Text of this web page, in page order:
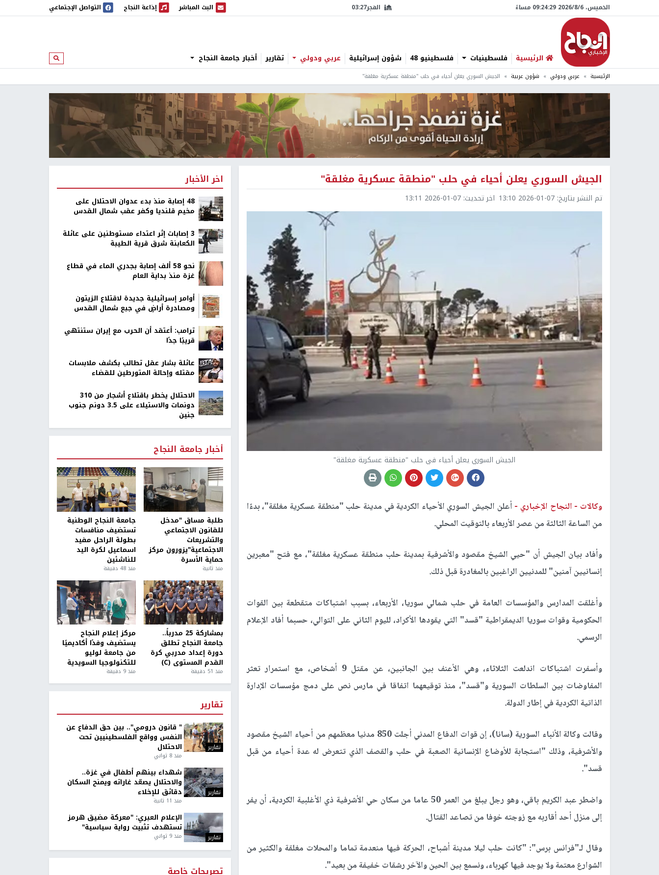
الخميس، 6/‏8/‏2026 09:24:31 مساءً الفجر03:27 البث المباشر
البث المباشر إذاعة النجاح
إذاعة النجاح التواصل الإجتماعي
الرئيسية فلسطينيات فلسطينيو 48 شؤون إسرائيلية عربي ودولي تقارير أخبار جامعة النجاح ابحث
الرئيسية عربي ودولي شؤون عربية الجيش السوري يعلن أحياء في حلب "منطقة عسكرية مغلقة"
الجيش السوري يعلن أحياء في حلب "منطقة عسكرية مغلقة"
تم النشر بتاريخ: 2026-01-07 13:10 اخر تحديث: 2026-01-07 13:11
الجيش السوري يعلن أحياء في حلب "منطقة عسكرية مغلقة"
وكالات - النجاح الإخباري - أعلن الجيش السوري الأحياء الكردية في مدينة حلب "منطقة عسكرية مغلقة"، بدءًا
من الساعة الثالثة من عصر الأربعاء بالتوقيت المحلي.
وأفاد بيان الجيش أن "حيي الشيخ مقصود والأشرفية بمدينة حلب منطقة عسكرية مغلقة"، مع فتح "معبرين
إنسانيين آمنين" للمدنيين الراغبين بالمغادرة قبل ذلك.
وأغلقت المدارس والمؤسسات العامة في حلب شمالي سوريا، الأربعاء، بسبب اشتباكات متقطعة بين القوات
الحكومية وقوات سوريا الديمقراطية "قسد" التي يقودها الأكراد، لليوم الثاني على التوالي، حسبما أفاد الإعلام
الرسمي.
وأسفرت اشتباكات اندلعت الثلاثاء، وهي الأعنف بين الجانبين، عن مقتل 9 أشخاص، مع استمرار تعثر
المفاوضات بين السلطات السورية و"قسد"، منذ توقيعهما اتفاقا في مارس نص على دمج مؤسسات الإدارة
الذاتية الكردية في إطار الدولة.
وقالت وكالة الأنباء السورية (سانا)، إن قوات الدفاع المدني أجلت 850 مدنيا معظمهم من أحياء الشيخ مقصود
والأشرفية، وذلك "استجابة للأوضاع الإنسانية الصعبة في حلب والقصف الذي تتعرض له عدة أحياء من قبل
قسد".
واضطر عبد الكريم باقي، وهو رجل يبلغ من العمر 50 عاما من سكان حي الأشرفية ذي الأغلبية الكردية، أن يفر
إلى منزل أحد أقاربه مع زوجته خوفا من تصاعد القتال.
وقال لـ"فرانس برس": "كانت حلب ليلا مدينة أشباح، الحركة فيها منعدمة تماما والمحلات مغلقة والكثير من
الشوارع معتمة ولا يوجد فيها كهرباء، ونسمع بين الحين والآخر رشقات خفيفة من بعيد".
اخر الأخبار
48 إصابة منذ بدء عدوان الاحتلال على
مخيم قلنديا وكفر عقب شمال القدس
‏3 إصابات إثر اعتداء مستوطنين على عائلة
الكعابنة شرق قرية الطيبة
نحو 58 ألف إصابة بجدري الماء في قطاع
غزة منذ بداية العام
أوامر إسرائيلية جديدة لاقتلاع الزيتون
ومصادرة أراضٍ في جبع شمال القدس
ترامب: أعتقد أن الحرب مع إيران ستنتهي
قريبًا جدًا
عائلة بشار عقل تطالب بكشف ملابسات
مقتله وإحالة المتورطين للقضاء
الاحتلال يخطر باقتلاع أشجار من 310
دونمات والاستيلاء على 3.5 دونم جنوب
جنين
أخبار جامعة النجاح
طلبة مساق "مدخل
للقانون الاجتماعي
والتشريعات
الاجتماعية"يزورون مركز
حماية الأسرة
منذ ثانية
جامعة النجاح الوطنية
تستضيف منافسات
بطولة الراحل مفيد
اسماعيل لكرة اليد
للناشئين
منذ 48 دقيقة
بمشاركة 25 مدرباً..
جامعة النجاح تطلق
دورة إعداد مدربي كرة
القدم المستوى (C)
منذ 51 دقيقة
مركز إعلام النجاح
يستضيف وفدًا أكاديميًا
من جامعة لوليو
للتكنولوجيا السويدية
منذ 9 دقيقة
تقارير
تقارير
" قانون درومي".. بين حق الدفاع عن
النفس وواقع الفلسطينيين تحت
الاحتلال
منذ 8 ثواني
تقارير
شهداء بينهم أطفال في غزة..
والاحتلال يصعّد غاراته ويمنح السكان
دقائق للإخلاء
منذ 11 ثانية
تقارير
الإعلام العبري: "معركة مضيق هرمز
تستهدف تثبيت رواية سياسية"
منذ 9 ثواني
تصريحات خاصة